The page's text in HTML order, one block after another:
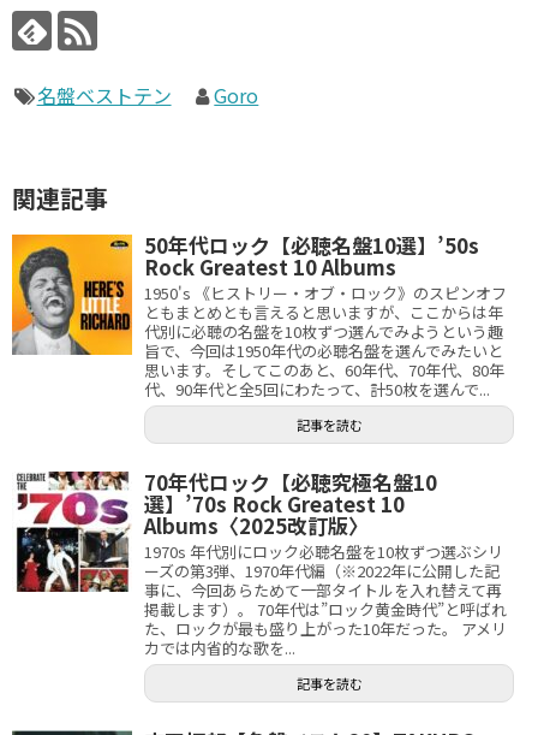
名盤ベストテン Goro
関連記事
50年代ロック【必聴名盤10選】’50s
Rock Greatest 10 Albums
1950's 《ヒストリー・オブ・ロック》のスピンオフ
ともまとめとも言えると思いますが、ここからは年
代別に必聴の名盤を10枚ずつ選んでみようという趣
旨で、今回は1950年代の必聴名盤を選んでみたいと
思います。そしてこのあと、60年代、70年代、80年
代、90年代と全5回にわたって、計50枚を選んで...
記事を読む
70年代ロック【必聴究極名盤10
選】’70s Rock Greatest 10
Albums〈2025改訂版〉
1970s 年代別にロック必聴名盤を10枚ずつ選ぶシリ
ーズの第3弾、1970年代編（※2022年に公開した記
事に、今回あらためて一部タイトルを入れ替えて再
掲載します）。 70年代は”ロック黄金時代”と呼ばれ
た、ロックが最も盛り上がった10年だった。 アメリ
カでは内省的な歌を...
記事を読む